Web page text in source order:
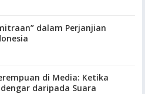
dalam Perjanjian
di Media: Ketika
daripada Suara